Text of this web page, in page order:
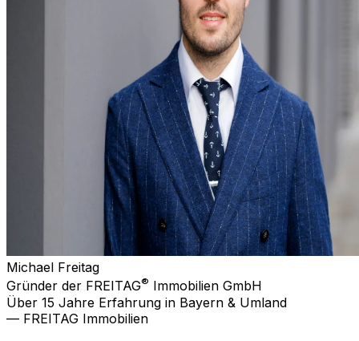
Michael Freitag
Gründer der FREITAG® Immobilien GmbH
Über 15 Jahre Erfahrung in Bayern & Umland
— FREITAG Immobilien